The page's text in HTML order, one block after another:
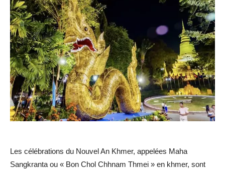
Les célébrations du Nouvel An Khmer, appelées Maha
Sangkranta ou « Bon Chol Chhnam Thmei » en khmer, sont